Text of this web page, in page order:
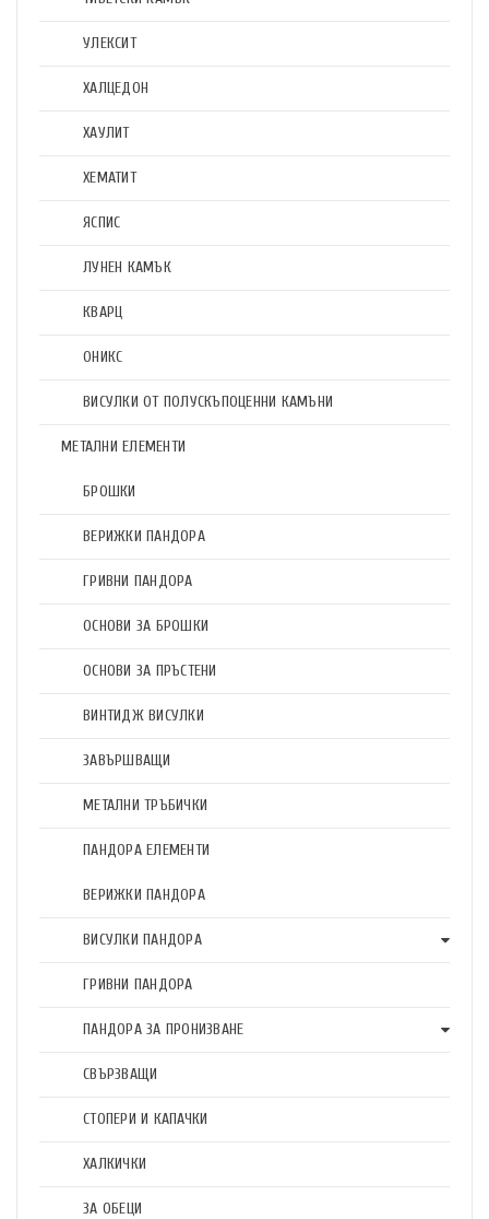
УЛЕКСИТ
ХАЛЦЕДОН
ХАУЛИТ
ХЕМАТИТ
ЯСПИС
ЛУНЕН КАМЪК
КВАРЦ
ОНИКС
ВИСУЛКИ ОТ ПОЛУСКЪПОЦЕННИ КАМЪНИ
МЕТАЛНИ ЕЛЕМЕНТИ
БРОШКИ
ВЕРИЖКИ ПАНДОРА
ГРИВНИ ПАНДОРА
ОСНОВИ ЗА БРОШКИ
ОСНОВИ ЗА ПРЪСТЕНИ
ВИНТИДЖ ВИСУЛКИ
ЗАВЪРШВАЩИ
МЕТАЛНИ ТРЪБИЧКИ
ПАНДОРА ЕЛЕМЕНТИ
ВЕРИЖКИ ПАНДОРА
ВИСУЛКИ ПАНДОРА
ГРИВНИ ПАНДОРА
ПАНДОРА ЗА ПРОНИЗВАНЕ
СВЪРЗВАЩИ
СТОПЕРИ И КАПАЧКИ
ХАЛКИЧКИ
ЗА ОБЕЦИ